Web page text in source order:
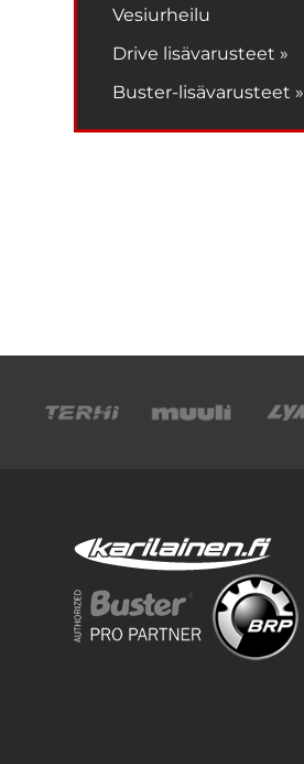
Vesiurheilu
Drive lisävarusteet »
Buster-lisävarusteet »